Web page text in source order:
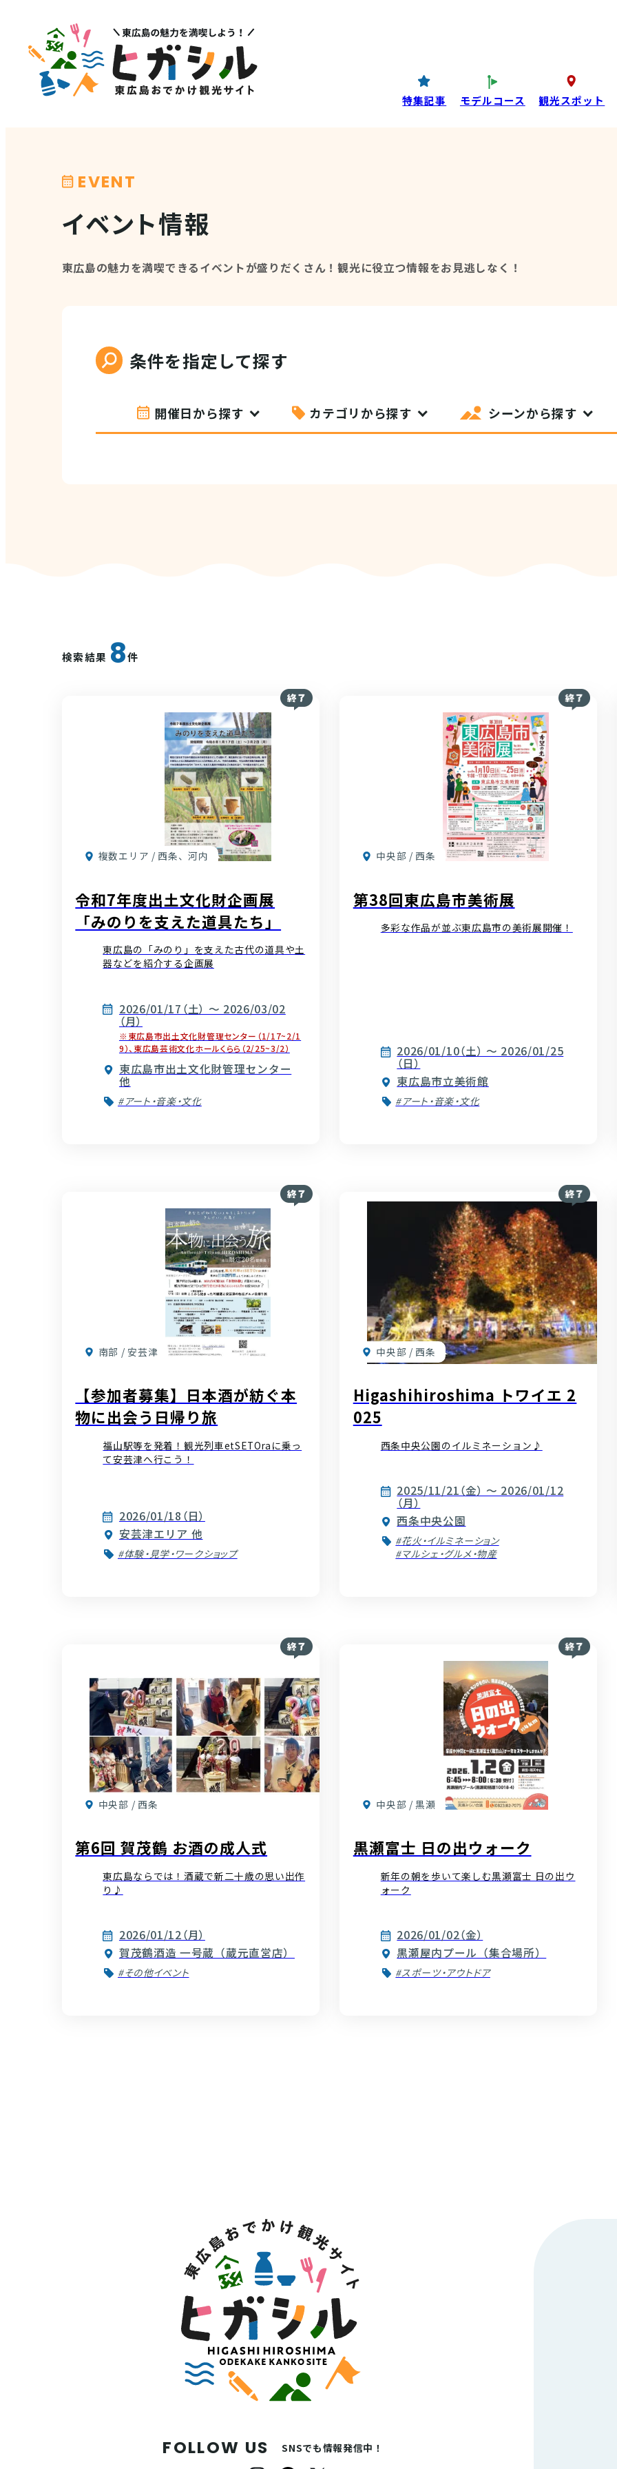
特集記事 モデルコース 観光スポット
EVENT
イベント情報
東広島の魅力を満喫できるイベントが盛りだくさん！観光に役立つ情報をお見逃しなく！
条件を指定して探す
開催日から探す カテゴリから探す シーンから探す
検索結果 8件
複数エリア / 西条、河内
令和7年度出土文化財企画展
「みのりを支えた道具たち」
東広島の「みのり」を支えた古代の道具や土
器などを紹介する企画展
2026/01/17（土） ～ 2026/03/02
（月）
※東広島市出土文化財管理センター（1/17~2/1
9）、東広島芸術文化ホールくらら（2/25~3/2）
東広島市出土文化財管理センター
他
#アート・音楽・文化
中央部 / 西条
第38回東広島市美術展
多彩な作品が並ぶ東広島市の美術展開催！
2026/01/10（土） ～ 2026/01/25
（日）
東広島市立美術館
#アート・音楽・文化
南部 / 安芸津
【参加者募集】日本酒が紡ぐ本
物に出会う日帰り旅
福山駅等を発着！観光列車etSETOraに乗っ
て安芸津へ行こう！
2026/01/18（日）
安芸津エリア 他
#体験・見学・ワークショップ
中央部 / 西条
Higashihiroshima トワイエ 2
025
西条中央公園のイルミネーション♪
2025/11/21（金） ～ 2026/01/12
（月）
西条中央公園
#花火・イルミネーション
#マルシェ・グルメ・物産
中央部 / 西条
第6回 賀茂鶴 お酒の成人式
東広島ならでは！酒蔵で新二十歳の思い出作
り♪
2026/01/12（月）
賀茂鶴酒造 一号蔵（蔵元直営店）
#その他イベント
中央部 / 黒瀬
黒瀬富士 日の出ウォーク
新年の朝を歩いて楽しむ黒瀬富士 日の出ウ
ォーク
2026/01/02（金）
黒瀬屋内プール（集合場所）
#スポーツ・アウトドア
FOLLOW US SNSでも情報発信中！
メニュー
MENU
グルメ・特産品
店舗情報
西条酒蔵通り特設ページ 特集記事